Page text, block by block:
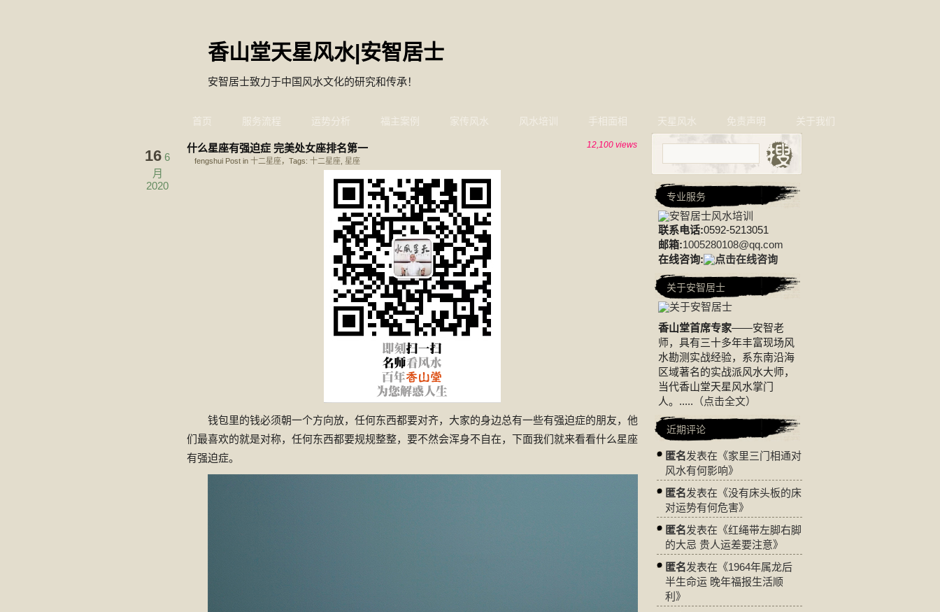
香山堂天星风水|安智居士
安智居士致力于中国风水文化的研究和传承！
首页 服务流程 运势分析 福主案例 家传风水 风水培训 手相面相 天星风水 免责声明 关于我们
什么星座有强迫症 完美处女座排名第一
fengshui Post in 十二星座，Tags: 十二星座 星座
16 6
月
2020
12,100 views
钱包里的钱必须朝一个方向放，任何东西都要对齐，大家的身边总有一些有强迫症的朋友，他
们最喜欢的就是对称，任何东西都要规规整整，要不然会浑身不自在，下面我们就来看看什么星座
有强迫症。
专业服务
联系电话:0592-5213051
邮箱:1005280108@qq.com
在线咨询:
关于安智居士
香山堂首席专家——安智老
师，具有三十多年丰富现场风
水勘测实战经验，系东南沿海
区域著名的实战派风水大师，
当代香山堂天星风水掌门
人。..... （点击全文）
近期评论
匿名发表在《家里三门相通对
风水有何影响》
匿名发表在《没有床头板的床
对运势有何危害》
匿名发表在《红绳带左脚右脚
的大忌 贵人运差要注意》
匿名发表在《1964年属龙后
半生命运 晚年福报生活顺
利 》